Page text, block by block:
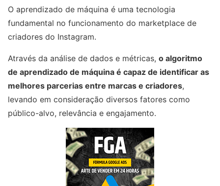
O aprendizado de máquina é uma tecnologia
fundamental no funcionamento do marketplace de
criadores do Instagram.
Através da análise de dados e métricas, o algoritmo
de aprendizado de máquina é capaz de identificar as
melhores parcerias entre marcas e criadores,
levando em consideração diversos fatores como
público-alvo, relevância e engajamento.